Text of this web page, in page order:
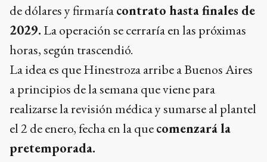
de dólares y firmaríacontrato hasta finales de
2029. La operación se cerraría en las próximas
horas, según trascendió.
La idea es que Hinestroza arribe a Buenos Aires
a principios de la semana que viene para
realizarse la revisión médica y sumarse al plantel
el 2 de enero, fecha en la quecomenzará la
pretemporada.